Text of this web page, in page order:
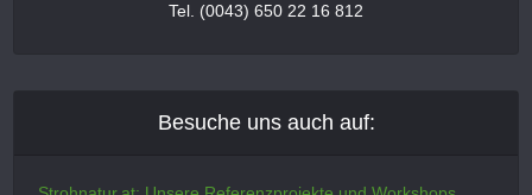
Tel. (0043) 650 22 16 812
Besuche uns auch auf: